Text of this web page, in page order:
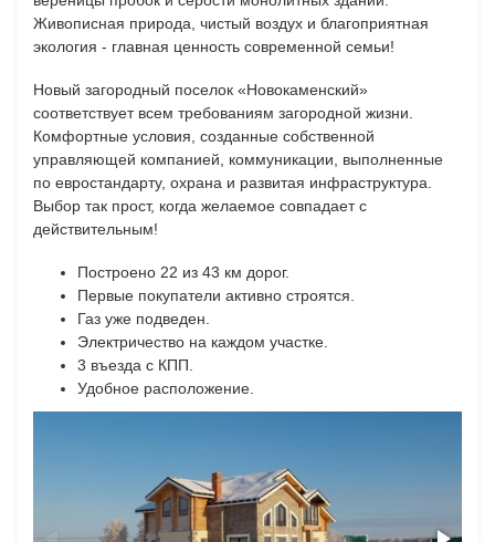
Живописная природа, чистый воздух и благоприятная
экология - главная ценность современной семьи!
Новый загородный поселок «Новокаменский»
соответствует всем требованиям загородной жизни.
Комфортные условия, созданные собственной
управляющей компанией, коммуникации, выполненные
по евростандарту, охрана и развитая инфраструктура.
Выбор так прост, когда желаемое совпадает с
действительным!
Построено 22 из 43 км дорог.
Первые покупатели активно строятся.
Газ уже подведен.
Электричество на каждом участке.
3 въезда с КПП.
Удобное расположение.